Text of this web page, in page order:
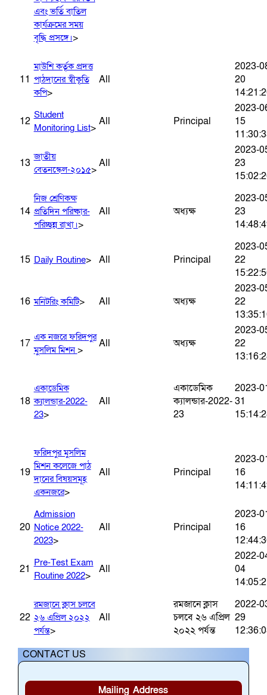
এবং ভর্তি বাতিল
কার্যক্রমের সময়
বৃদ্ধি প্রসঙ্গে।>
11
মাউশি কর্তৃক প্রদত্ত
পাঠদানের স্বীকৃতি
কপি>
All
2023-
20
12 Student
Monitoring List> All Principal
2023-
15
13 জাতীয়
বেতনস্কেল-২০১৫> All
2023-
23
14
নিজ শ্রেণিকক্ষ
প্রতিদিন পরিষ্কার-
পরিচ্ছন্ন রাখা।>
All অধ্যক্ষ
2023-
23
15 Daily Routine> All Principal
2023-
22
16 মনিটরিং কমিটি> All অধ্যক্ষ
2023-
22
17 এক নজরে ফরিদপুর
মুসলিম মিশন > All অধ্যক্ষ
2023-
22
18
একাডেমিক
ক্যালন্ডার-2022-
23>
All
একাডেমিক
ক্যালন্ডার-2022-
23
2023-
31
19
ফরিদপুর মুসলিম
মিশন কলেজে পাঠ
দানের বিষয়সমূহ
একনজরে>
All Principal
2023-
16
20
Admission
Notice 2022-
2023>
All Principal
2023-
16
21 Pre-Test Exam
Routine 2022> All
2022-
04
22
রমজানে ক্লাস চলবে
২৬ এপ্রিল ২০২২
পর্যন্ত>
All
রমজানে ক্লাস
চলবে ২৬ এপ্রিল
২০২২ পর্যন্ত
2022-
29
CONTACT US
Mailing Address